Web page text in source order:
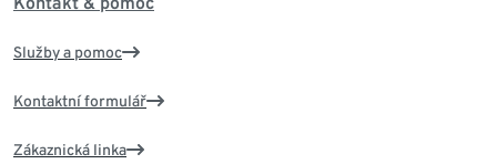
Služby a pomoc
Kontaktní formulář
Zákaznická linka